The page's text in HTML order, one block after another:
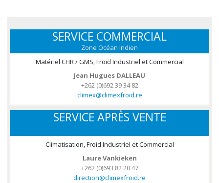
SERVICE COMMERCIAL
Zone Océan Indien
Matériel CHR / GMS, Froid Industriel et Commercial
Jean Hugues DALLEAU
+262 (0)692 39 34 82
climex@climexfroid.re
SERVICE APRÈS VENTE
Climatisation, Froid Industriel et Commercial
Laure Vankieken
+262 (0)693 82 20 47
direction@climexfroid.re